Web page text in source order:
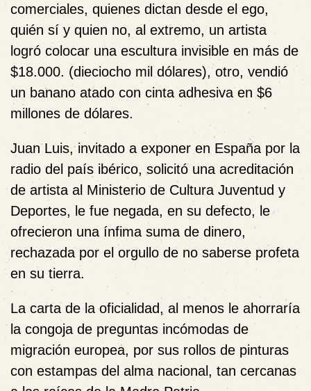
comerciales, quienes dictan desde el ego,
quién sí y quien no, al extremo, un artista
logró colocar una escultura invisible en más de
$18.000. (dieciocho mil dólares), otro, vendió
un banano atado con cinta adhesiva en $6
millones de dólares.
Juan Luis, invitado a exponer en España por la
radio del país ibérico, solicitó una acreditación
de artista al Ministerio de Cultura Juventud y
Deportes, le fue negada, en su defecto, le
ofrecieron una ínfima suma de dinero,
rechazada por el orgullo de no saberse profeta
en su tierra.
La carta de la oficialidad, al menos le ahorraría
la congoja de preguntas incómodas de
migración europea, por sus rollos de pinturas
con estampas del alma nacional, tan cercanas